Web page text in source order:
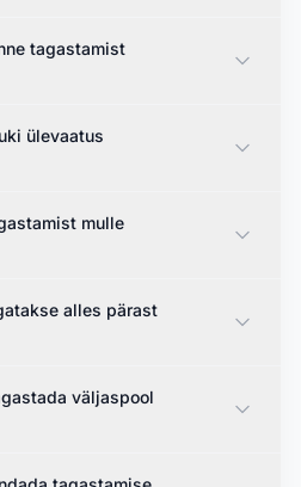
tagastamist
ülevaatus
mulle
alles pärast
väljaspool